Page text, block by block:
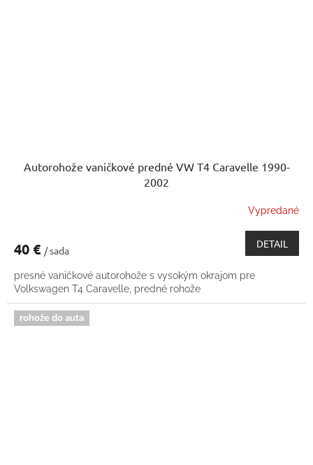
Autorohože vaničkové predné VW T4 Caravelle 1990-
2002
Vypredané
40 € / sada
DETAIL
presné vaničkové autorohože s vysokým okrajom pre
Volkswagen T4 Caravelle, predné rohože
rohože do auta